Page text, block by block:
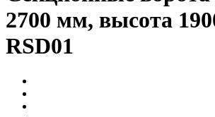
2700 мм, высота
RSD01